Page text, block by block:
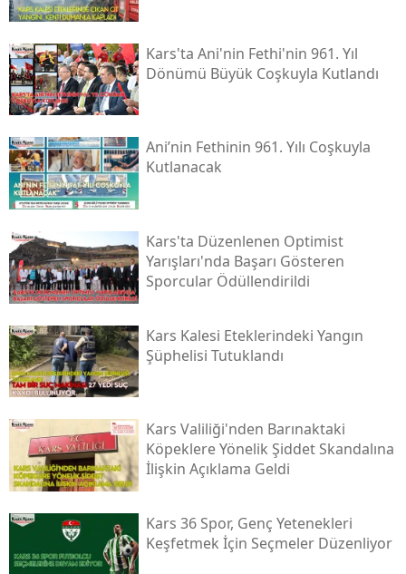
Kars'ta Ani'nin Fethi'nin 961. Yıl
Dönümü Büyük Coşkuyla Kutlandı
Ani’nin Fethinin 961. Yılı Coşkuyla
Kutlanacak
Kars'ta Düzenlenen Optimist
Yarışları'nda Başarı Gösteren
Sporcular Ödüllendirildi
Kars Kalesi Eteklerindeki Yangın
Şüphelisi Tutuklandı
Kars Valiliği'nden Barınaktaki
Köpeklere Yönelik Şiddet Skandalına
İlişkin Açıklama Geldi
Kars 36 Spor, Genç Yetenekleri
Keşfetmek İçin Seçmeler Düzenliyor